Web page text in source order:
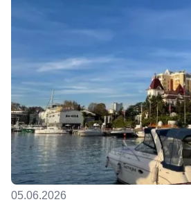
05.06.2026